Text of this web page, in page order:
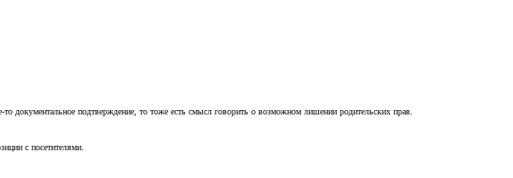
документальное подтверждение, то тоже есть смысл говорить о возможном лишении родительских прав.
с посетителями.